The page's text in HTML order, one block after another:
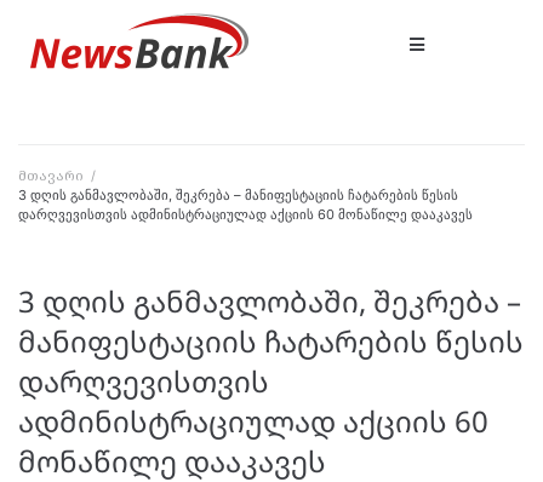
მთავარი /
3 დღის განმავლობაში, შეკრება – მანიფესტაციის ჩატარების წესის
დარღვევისთვის ადმინისტრაციულად აქციის 60 მონაწილე დააკავეს
3 დღის განმავლობაში, შეკრება –
მანიფესტაციის ჩატარების წესის
დარღვევისთვის
ადმინისტრაციულად აქციის 60
მონაწილე დააკავეს